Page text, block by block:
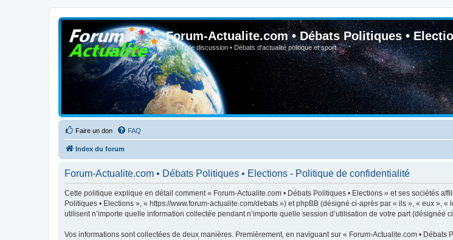
Forum-Actualite.com • Débats Politiques •
Forum de discussion • Débats d'actualité politique et sport
Faire un don FAQ
Index du forum
Forum-Actualite.com • Débats Politiques • Elections - Politique de confidentialité
Cette politique explique en détail comment « Forum-Actualite.com • Débats Politiques • Elections » et ses sociétés
Politiques • Elections », « https://www.forum-actualite.com/debats ») et phpBB (désigné ci-après par « ils », « eux »,
utilisent n’importe quelle information collectée pendant n’importe quelle session d’utilisation de votre part (désignée
Vos informations sont collectées de deux manières. Premièrement, en naviguant sur « Forum-Actualite.com •